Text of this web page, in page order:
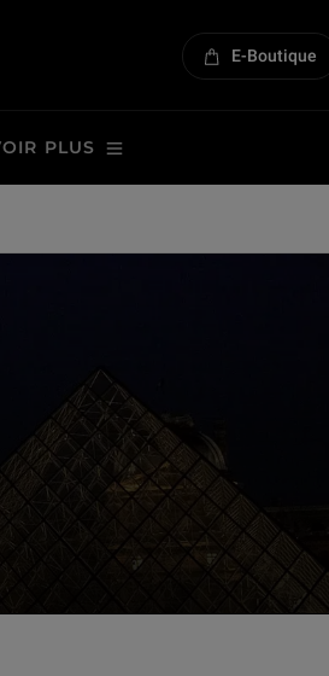
E-Boutique
PLUS